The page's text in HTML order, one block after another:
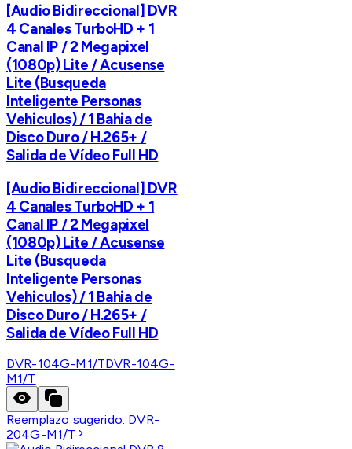
[Audio Bidireccional] DVR
4 Canales TurboHD + 1
Canal IP / 2 Megapixel
(1080p) Lite / Acusense
Lite (Busqueda
Inteligente Personas
Vehiculos) / 1 Bahia de
Disco Duro / H.265+ /
Salida de Vídeo Full HD
[Audio Bidireccional] DVR
4 Canales TurboHD + 1
Canal IP / 2 Megapixel
(1080p) Lite / Acusense
Lite (Busqueda
Inteligente Personas
Vehiculos) / 1 Bahia de
Disco Duro / H.265+ /
Salida de Vídeo Full HD
DVR-104G-M1/TDVR-104G-
M1/T
Reemplazo sugerido: DVR-
204G-M1/T